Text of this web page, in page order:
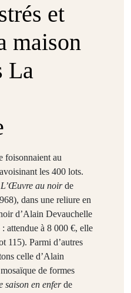
et
maison
La
foisonnaient au
les 400 lots.
L’Œuvre au noirde
dans une reliure en
d’Alain Devauchelle
attendue à 8 000 €, elle
115). Parmi d’autres
celle d’Alain
de formes
saison en enferde